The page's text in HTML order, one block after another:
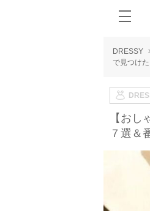
DRESSY
で見つけ
【お
７選＆